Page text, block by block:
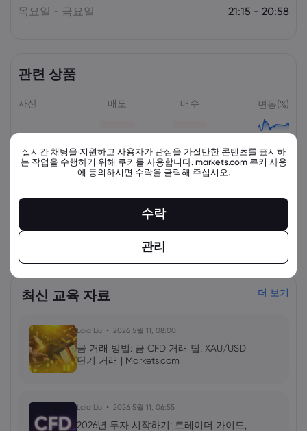
목요일 - 금요일 21:15 - 20:58
관련 상품
자산 매도 매수 변동(%)
view_all_instruments
최신 교육 자료 더 보기
Laia Liu 2026 5월 11, 08:00
금 거래 방법: 금 CFD 거래 팁, XAU/USD
단기 거래 | Markets.com
Laia Liu 2026 5월 11, 06:55
2026년 투자 시작하기: 트레이더 가이드,
실시간 채팅을 지원하고 사용자가 관심을 가질만한 콘텐츠를 표시하
는 작업을 수행하기 위해 쿠키를 사용합니다. markets.com 쿠키 사용
에 동의하시면 수락을 클릭해 주십시오.
수락
관리